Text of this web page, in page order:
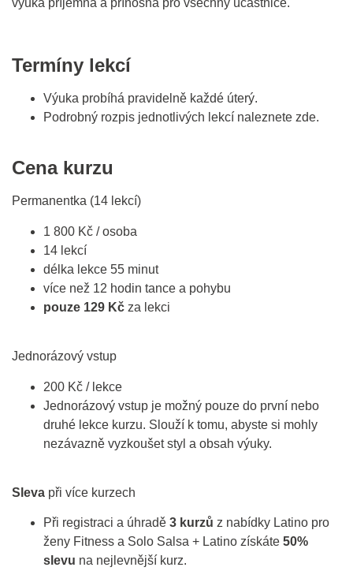
výuka příjemná a přínosná pro všechny účastnice.
Termíny lekcí
Výuka probíhá pravidelně každé úterý.
Podrobný rozpis jednotlivých lekcí naleznete zde.
Cena kurzu
Permanentka (14 lekcí)
1 800 Kč / osoba
14 lekcí
délka lekce 55 minut
více než 12 hodin tance a pohybu
pouze 129 Kč za lekci
Jednorázový vstup
200 Kč / lekce
Jednorázový vstup je možný pouze do první nebo
druhé lekce kurzu. Slouží k tomu, abyste si mohly
nezávazně vyzkoušet styl a obsah výuky.
Sleva při více kurzech
Při registraci a úhradě 3 kurzů z nabídky Latino pro
ženy Fitness a Solo Salsa + Latino získáte 50%
slevu na nejlevnější kurz.